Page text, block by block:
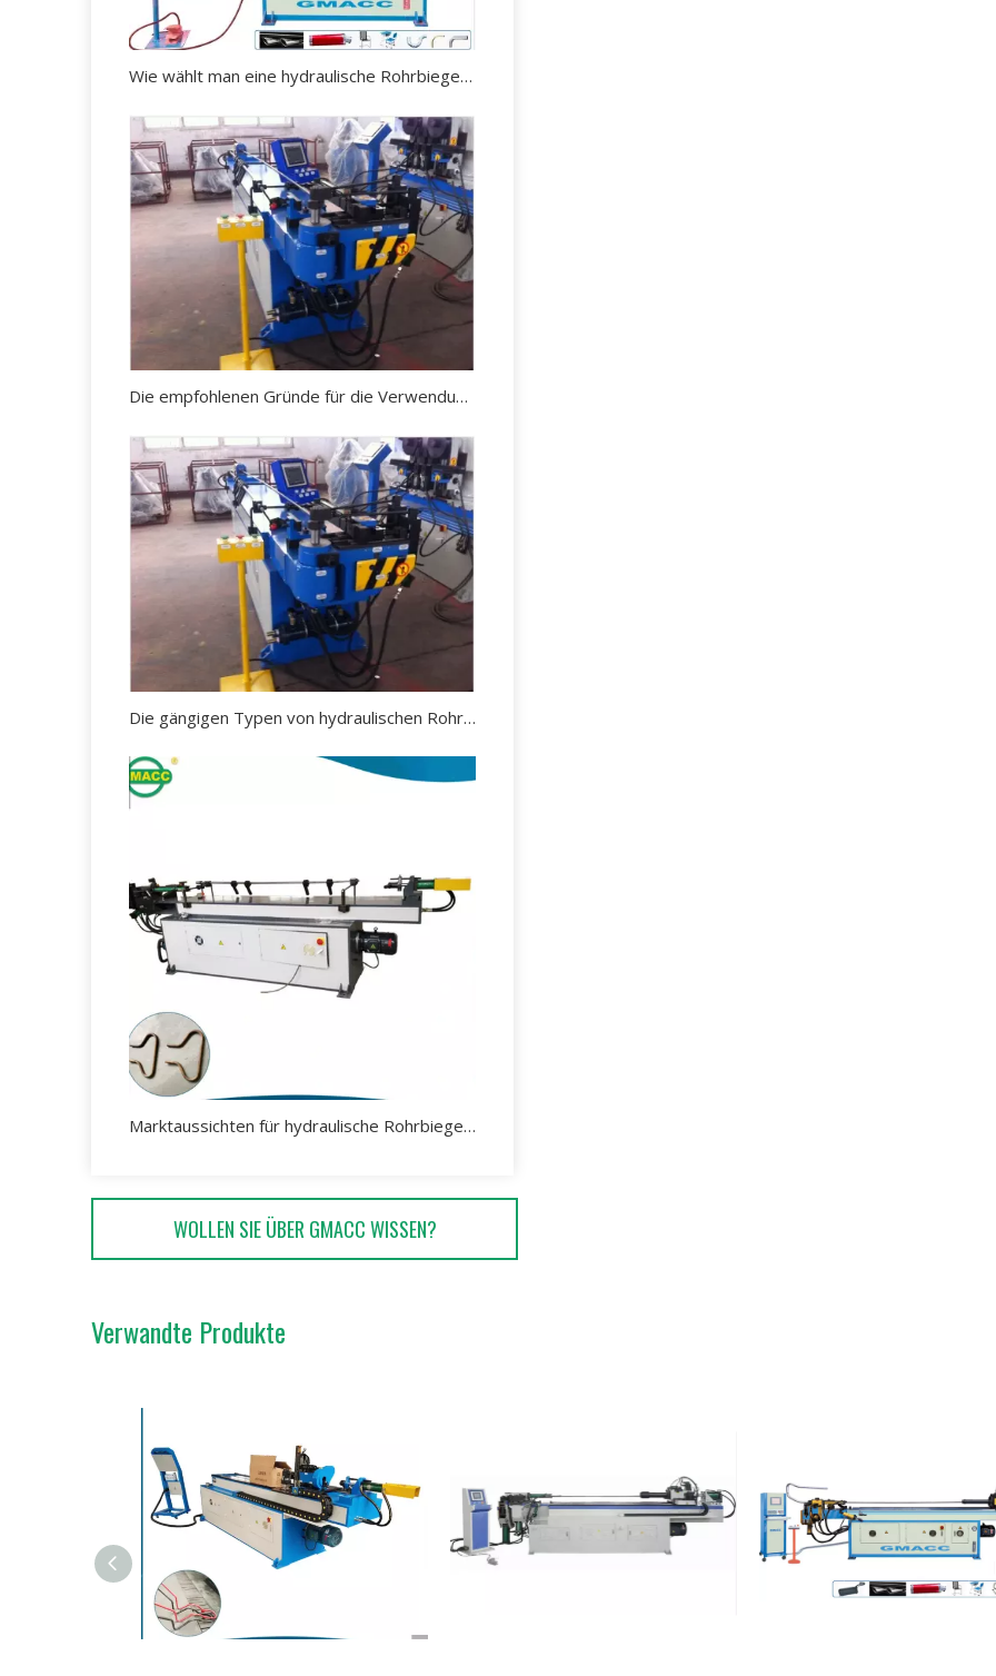
Wie wählt man eine hydraulische Rohrbiegemaschine aus?
Die empfohlenen Gründe für die Verwendung einer hydraulischen Rohrbiegemaschine
Die gängigen Typen von hydraulischen Rohrbiegemaschinen auf dem Markt
Marktaussichten für hydraulische Rohrbiegemaschinen.
WOLLEN SIE ÜBER GMACC WISSEN?
Verwandte Produkte